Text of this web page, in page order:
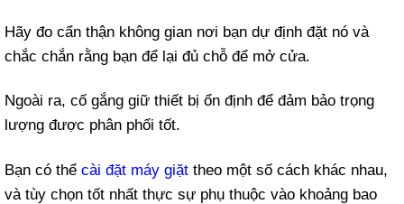
Hãy đo cẩn thận không gian nơi bạn dự định đặt nó và
chắc chắn rằng bạn để lại đủ chỗ để mở cửa.
Ngoài ra, cố gắng giữ thiết bị ổn định để đảm bảo trọng
lượng được phân phối tốt.
Bạn có thể cài đặt máy giặt theo một số cách khác nhau,
và tùy chọn tốt nhất thực sự phụ thuộc vào khoảng bao